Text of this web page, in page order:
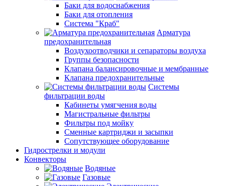
Баки для водоснабжения
Баки для отопления
Система "Краб"
Арматура
предохранительная
Воздухоотводчики и сепараторы воздуха
Группы безопасности
Клапана балансировочные и мембранные
Клапана предохранительные
Системы
фильтрации воды
Кабинеты умягчения воды
Магистральные фильтры
Фильтры под мойку
Сменные картриджи и засыпки
Сопутствующее оборудование
Гидрострелки и модули
Конвекторы
Водяные
Газовые